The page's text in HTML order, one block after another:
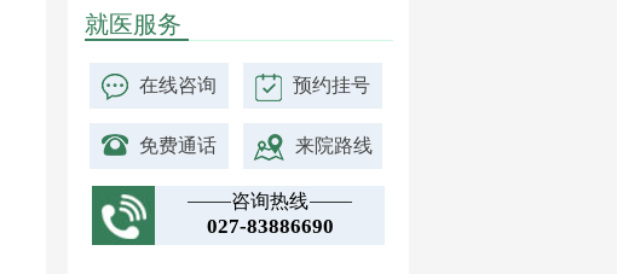
就医服务
在线咨询 预约挂号
免费通话 来院路线
咨询热线
027-83886690